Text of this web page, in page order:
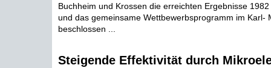
Buchheim und Krossen die erreichten Ergebnisse
und das gemeinsame Wettbewerbsprogramm im Karl-
beschlossen ...
Steigende Effektivität durch